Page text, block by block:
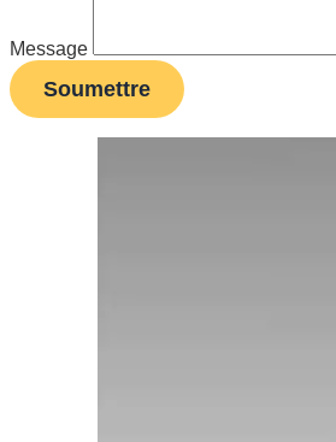
Message
Soumettre